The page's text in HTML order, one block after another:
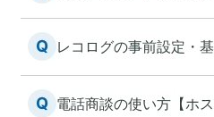
Q レコログの事前設定・
Q 電話商談の使い方【ホ